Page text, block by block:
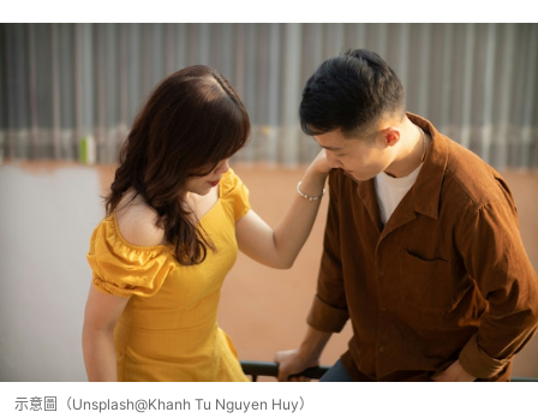
示意圖（Unsplash@Khanh Tu Nguyen Huy）